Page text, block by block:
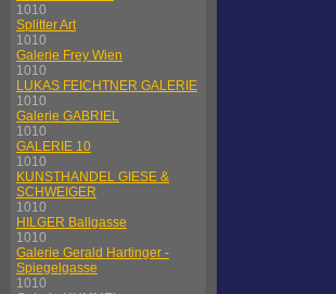
1010
Splitter Art
1010
Galerie Frey Wien
1010
LUKAS FEICHTNER GALERIE
1010
Galerie GABRIEL
1010
GALERIE 10
1010
KUNSTHANDEL GIESE &
SCHWEIGER
1010
HILGER Ballgasse
1010
Galerie Gerald Hartinger -
Spiegelgasse
1010